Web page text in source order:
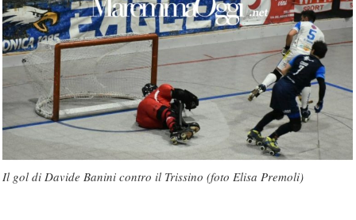
Il gol di Davide Banini contro il Trissino (foto Elisa Premoli)